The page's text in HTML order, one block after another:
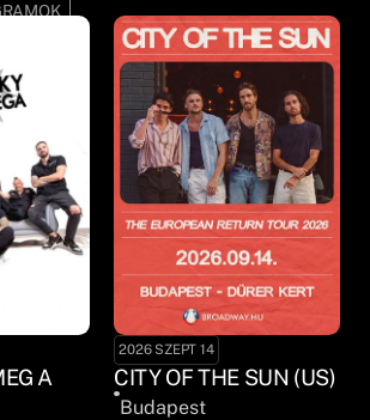
A
2026 SZEPT 14
CITY OF THE SUN (US)
Budapest